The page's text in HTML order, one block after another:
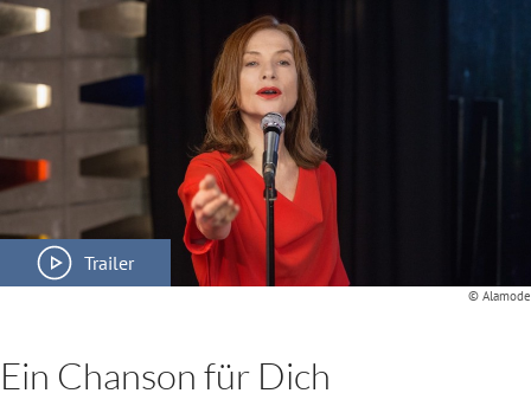
Trailer
© Alamode
Ein Chanson für Dich